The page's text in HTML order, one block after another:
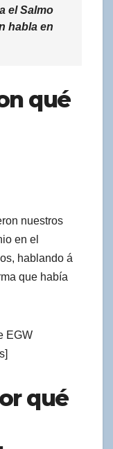
el Salmo
habla en
qué
nuestros
en el
hablando á
que había
EGW
qué